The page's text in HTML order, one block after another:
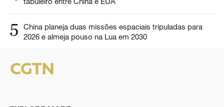
5
China planeja duas missões espaciais tripuladas para
2026 e almeja pouso na Lua em 2030